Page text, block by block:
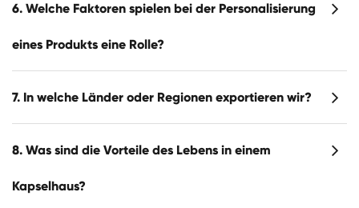
6. Welche Faktoren spielen bei der Personalisierung
eines Produkts eine Rolle?
7. In welche Länder oder Regionen exportieren wir?
8. Was sind die Vorteile des Lebens in einem
Kapselhaus?